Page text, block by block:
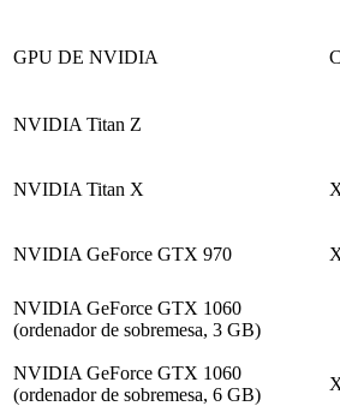
GPU DE NVIDIA
NVIDIA Titan Z
NVIDIA Titan X
NVIDIA GeForce GTX 970
NVIDIA GeForce GTX 1060
(ordenador de sobremesa, 3 GB)
NVIDIA GeForce GTX 1060
(ordenador de sobremesa, 6 GB)